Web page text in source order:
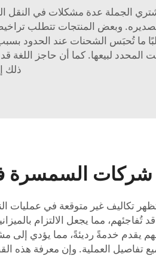
الجملة عدة مشكلات في النقل
وبعض المنتجات تتطلب
ما تُحبَس الشحنات عند الحدود
المحدد لبيعها. كما أن حاجز
ذلك
شركات السمسرة
تكاليف غير متوقعة في عمليات
مما يجعل الالتزام
تفاصيل العملية. وإن معرفة هذه